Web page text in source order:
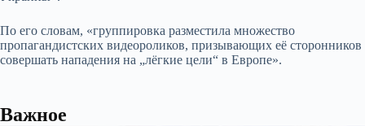
По его словам, «группировка разместила множество
пропагандистских видеороликов, призывающих её сторонников
совершать нападения на „лёгкие цели“ в Европе».
Важное